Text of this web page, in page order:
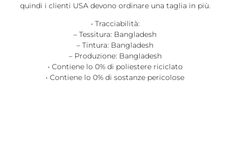
quindi i clienti USA devono ordinare una taglia in più.
• Tracciabilità:
– Tessitura: Bangladesh
– Tintura: Bangladesh
– Produzione: Bangladesh
• Contiene lo 0% di poliestere riciclato
• Contiene lo 0% di sostanze pericolose